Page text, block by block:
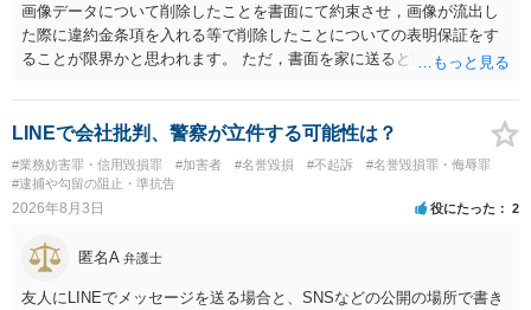
画像データについて削除したことを書面にて約束させ，画像が流出し
た際に違約金条項を入れる等で削除したことについての表明保証をす
ることが限界かと思われます。 ただ，書面を家に送ると家族に不貞行
除等を求めることは避けたほうが良いかと思われます。
LINEで会社批判、警察が立件する可能性は？
#業務妨害罪・信用毀損罪 #加害者 #名誉毀損 #不起訴
#名誉毀損罪・侮辱罪
#逮捕や勾留の阻止・準抗告
2026年8月3日 役にたった 2
匿名A 弁護士
友人にLINEでメッセージを送る場合と、SNSなどの公開の場所で書き